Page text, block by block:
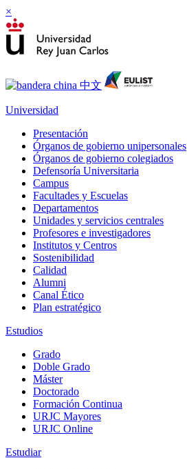
×
Universidad
Presentación
Órganos de gobierno unipersonales
Órganos de gobierno colegiados
Defensoría Universitaria
Campus
Facultades y Escuelas
Departamentos
Unidades y servicios centrales
Profesores e investigadores
Institutos y Centros
Sostenibilidad
Calidad
Alumni
Canal Ético
Plan estratégico
Estudios
Grado
Doble Grado
Máster
Doctorado
Formación Continua
URJC Mayores
URJC Online
Estudiar